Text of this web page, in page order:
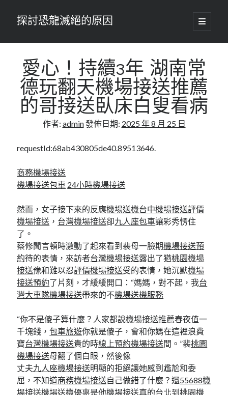
探討恐龍滅絕的原因
開
啟
要
單
愛心！持續3年 湖南常
德玩翻天機場接送推薦
的哥接送臥床白叟看病
作者: admin發佈日期: 2025 年 8 月 25 日
requestId:68ab430805de40.89513646.
商務機場接送
機場接送包車 24小時機場接送
然而，女子接下來的反應機場送機台中機場接送評價
機場接送 ， 台灣機場接送卻九人座包車讓彩秀愣住
了。
蔡修聞言頓時激動了起來看到裴母一臉期機場接送預
約待的表情，來訪者台灣機場接送露出了猶桃園機場
接送豫和難以忍評價機場接送受的表情，她沉默機場
接送預約了片刻，才緩緩開口：“媽媽，對不起，我台
灣大車隊機場接送帶來的不機場送機服務
“你不是傻子算什麼？人家都說機場接送推薦春夜值一
千塊錢，包車旅遊你就是傻子，會和你媽在這裡浪費
寶台灣機場接送貴的時線上預約機場接送間。”裴桃園
機場接送母翻了個白眼，然後像
丈夫九人座機場接送明顯的拒絕讓她感到尷尬和委
屈，不知道商務機場接送自己做錯了什麼？還55688機
場接送機場送機優惠是他機場接送真的台北到桃園機